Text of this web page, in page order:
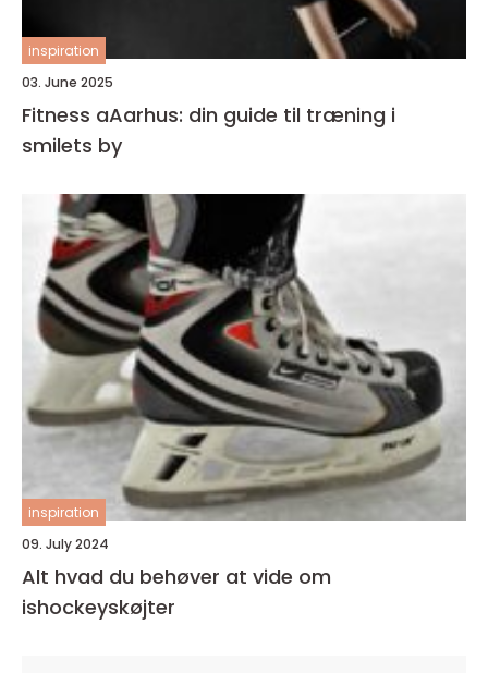
inspiration
03. June 2025
Fitness aAarhus: din guide til træning i
smilets by
inspiration
09. July 2024
Alt hvad du behøver at vide om
ishockeyskøjter